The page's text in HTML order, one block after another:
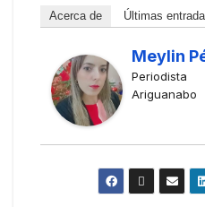
Acerca de Últimas
Meylin
Periodista
Ariguanabo